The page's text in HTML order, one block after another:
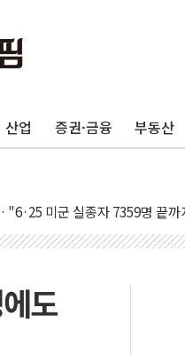
산업 증권·금융 부동산
프리뷰...美 고용 쇼크에 반도체
감소 '쇼크'…9월 금리 인상 기
공동방위협정 체결
미군 실종자 7359명 끝까
와 달리 워시엔 톤 낮춰
음 100년 밑거름…수도권 집중
산 2차 회의' 주재… "전폭적 공
도